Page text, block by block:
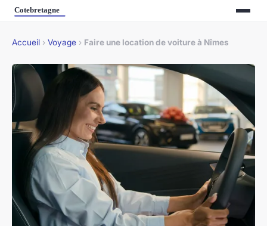
Accueil › Voyage › Faire une location de voiture à Nîmes